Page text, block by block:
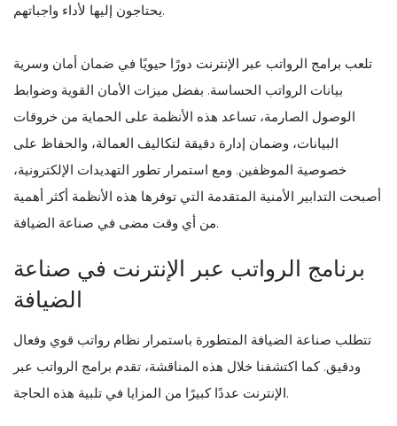
يحتاجون إليها لأداء واجباتهم.
تلعب برامج الرواتب عبر الإنترنت دورًا حيويًا في ضمان أمان وسرية
بيانات الرواتب الحساسة. بفضل ميزات الأمان القوية وضوابط
الوصول الصارمة، تساعد هذه الأنظمة على الحماية من خروقات
البيانات، وضمان إدارة دقيقة لتكاليف العمالة، والحفاظ على
خصوصية الموظفين. ومع استمرار تطور التهديدات الإلكترونية،
أصبحت التدابير الأمنية المتقدمة التي توفرها هذه الأنظمة أكثر أهمية
من أي وقت مضى في صناعة الضيافة.
برنامج الرواتب عبر الإنترنت في صناعة
الضيافة
تتطلب صناعة الضيافة المتطورة باستمرار نظام رواتب قوي وفعال
ودقيق. كما اكتشفنا خلال هذه المناقشة، تقدم برامج الرواتب عبر
الإنترنت عددًا كبيرًا من المزايا في تلبية هذه الحاجة.